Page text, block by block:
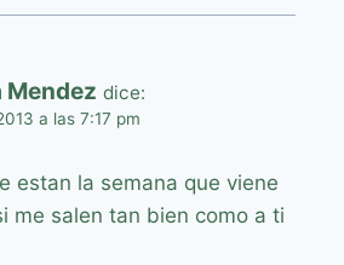
Mendez dice:
a las 7:17 pm
estan la semana que viene
me salen tan bien como a ti